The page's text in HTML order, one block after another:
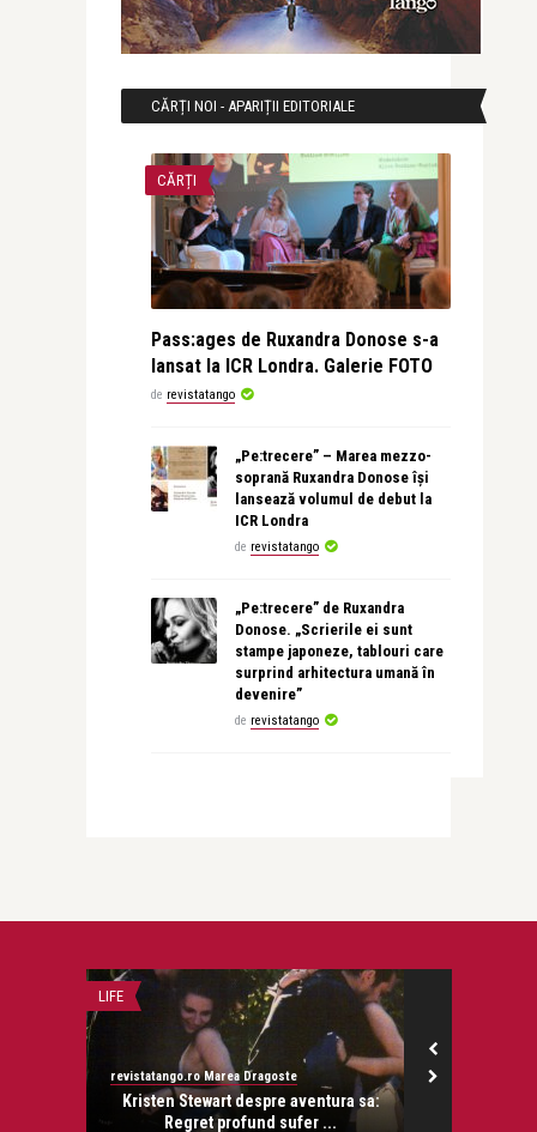
CĂRȚI NOI - APARIȚII EDITORIALE
CĂRȚI
Pass:ages de Ruxandra Donose s-a
lansat la ICR Londra. Galerie FOTO
de revistatango
„Pe:trecere” – Marea mezzo-
soprană Ruxandra Donose își
lansează volumul de debut la
ICR Londra
de revistatango
„Pe:trecere” de Ruxandra
Donose. „Scrierile ei sunt
stampe japoneze, tablouri care
surprind arhitectura umană în
devenire”
de revistatango
LIFE
revistatango.ro Marea Dragoste
Kristen Stewart despre aventura sa:
Regret profund sufer ...